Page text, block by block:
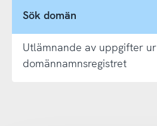
Sök domän
Utlämnande av uppgifter ur
domännamnsregistret